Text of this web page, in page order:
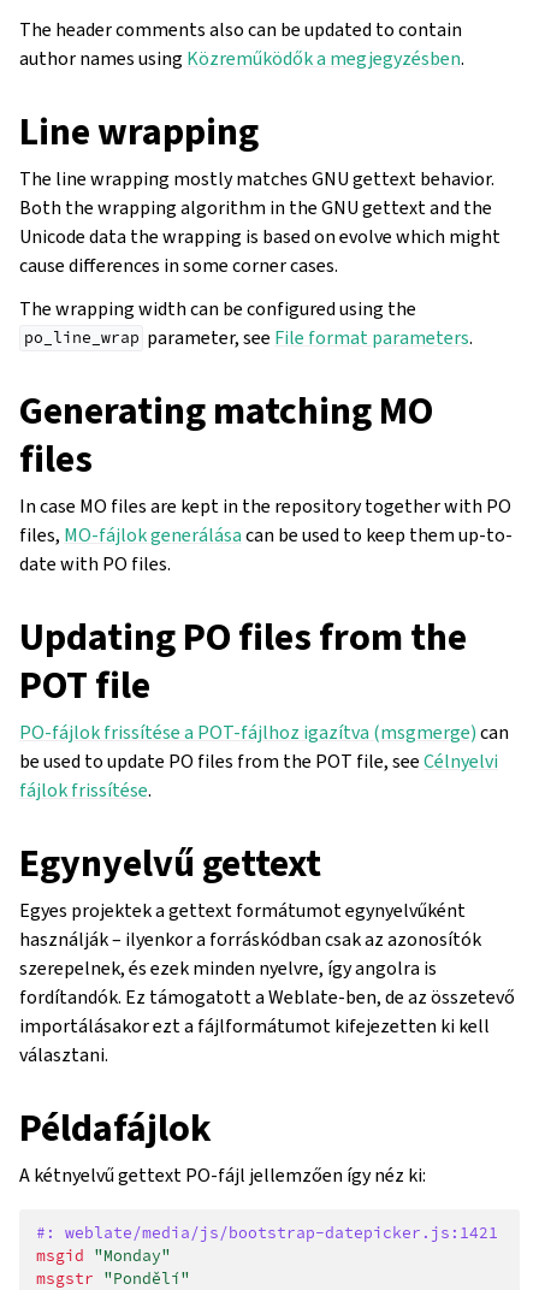
The header comments also can be updated to contain
author names using Közreműködők a megjegyzésben.
Line wrapping
The line wrapping mostly matches GNU gettext behavior.
Both the wrapping algorithm in the GNU gettext and the
Unicode data the wrapping is based on evolve which might
cause differences in some corner cases.
The wrapping width can be configured using the
po_line_wrap parameter, see File format parameters.
Generating matching MO
files
In case MO files are kept in the repository together with PO
files, MO-fájlok generálásacan be used to keep them up-to-
date with PO files.
Updating PO files from the
POT file
PO-fájlok frissítése a POT-fájlhoz igazítva (msgmerge)can
be used to update PO files from the POT file, seeCélnyelvi
fájlok frissítése.
Egynyelvű gettext
Egyes projektek a gettext formátumot egynyelvűként
használják – ilyenkor a forráskódban csak az azonosítók
szerepelnek, és ezek minden nyelvre, így angolra is
fordítandók. Ez támogatott a Weblate-ben, de az összetevő
importálásakor ezt a fájlformátumot kifejezetten ki kell
választani.
Példafájlok
A kétnyelvű gettext PO-fájl jellemzően így néz ki:
#: weblate/media/js/bootstrap-datepicker.js:1421
msgid "Monday"
msgstr "Pondělí"